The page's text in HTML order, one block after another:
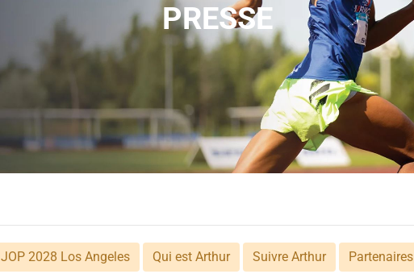
PRESSE
JOP 2028 Los Angeles Qui est Arthur Suivre Arthur Partenaires